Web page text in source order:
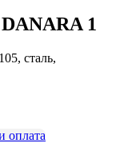
1
сталь,
оплата